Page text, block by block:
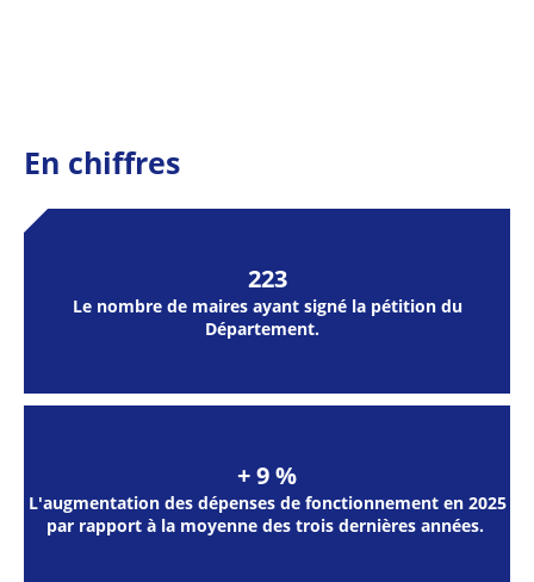
En chiffres
223
Le nombre de maires ayant signé la pétition du
Département.
+ 9 %
L'augmentation des dépenses de fonctionnement en 2025
par rapport à la moyenne des trois dernières années.